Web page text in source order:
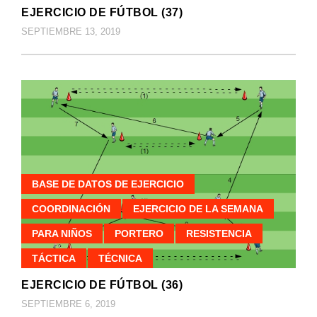
EJERCICIO DE FÚTBOL (37)
SEPTIEMBRE 13, 2019
BASE DE DATOS DE EJERCICIO
COORDINACIÓN EJERCICIO DE LA SEMANA
PARA NIÑOS PORTERO RESISTENCIA
TÁCTICA TÉCNICA
EJERCICIO DE FÚTBOL (36)
SEPTIEMBRE 6, 2019